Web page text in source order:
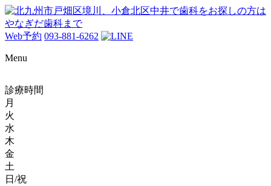
Web予約 093-881-6262
Menu
診療時間
月
火
水
木
金
土
日/祝